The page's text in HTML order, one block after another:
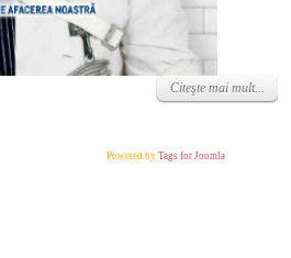
Citeşte mai mult...
Powered by Tags for Joomla